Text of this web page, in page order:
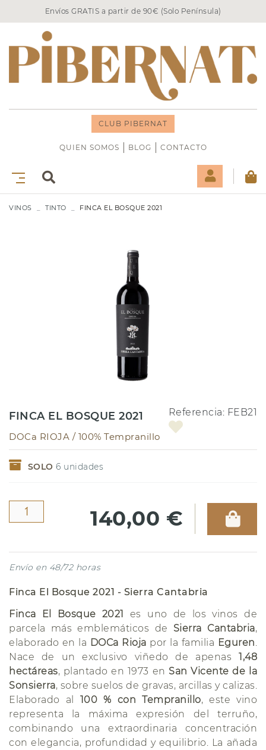
Envíos GRATIS a partir de 90€ (Solo Península)
CLUB PIBERNAT
QUIEN SOMOS BLOG CONTACTO
VINOS TINTO FINCA EL BOSQUE 2021
FINCA EL BOSQUE 2021
DOCa RIOJA / 100% Tempranillo
Referencia: FEB21
SOLO 6 unidades
140,00 €
Envío en 48/72 horas
Finca El Bosque 2021 - Sierra Cantabria
Finca El Bosque 2021 es uno de los vinos de
parcela más emblemáticos de Sierra Cantabria,
elaborado en la DOCa Rioja por la familia Eguren
Nace de un exclusivo viñedo de apenas 1,48
hectáreas, plantado en 1973 en San Vicente de la
Sonsierra, sobre suelos de gravas, arcillas y calizas.
Elaborado al 100 % con Tempranillo, este vino
representa la máxima expresión del terruño,
combinando una extraordinaria concentración
con elegancia, profundidad y equilibrio. La añada